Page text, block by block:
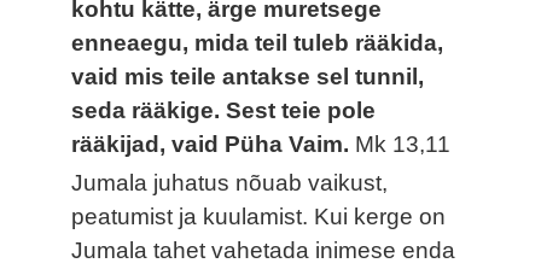
kohtu kätte, ärge muretsege
enneaegu, mida teil tuleb rääkida,
vaid mis teile antakse sel tunnil,
seda rääkige. Sest teie pole
rääkijad, vaid Püha Vaim. Mk 13,11
Jumala juhatus nõuab vaikust,
peatumist ja kuulamist. Kui kerge on
Jumala tahet vahetada inimese enda